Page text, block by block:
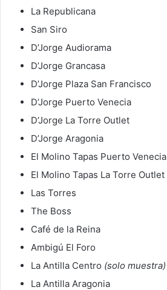
La Republicana
San Siro
D’Jorge Audiorama
D’Jorge Grancasa
D’Jorge Plaza San Francisco
D’Jorge Puerto Venecia
D’Jorge La Torre Outlet
D’Jorge Aragonia
El Molino Tapas Puerto Venecia
El Molino Tapas La Torre Outlet
Las Torres
The Boss
Café de la Reina
Ambigú El Foro
La Antilla Centro (solo muestra)
La Antilla Aragonia